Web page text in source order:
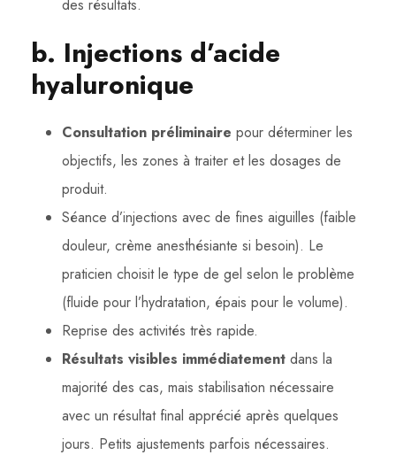
des résultats.
b. Injections d’acide
hyaluronique
Consultation préliminaire pour déterminer les
objectifs, les zones à traiter et les dosages de
produit.
Séance d’injections avec de fines aiguilles (faible
douleur, crème anesthésiante si besoin). Le
praticien choisit le type de gel selon le problème
(fluide pour l’hydratation, épais pour le volume).
Reprise des activités très rapide.
Résultats visibles immédiatement dans la
majorité des cas, mais stabilisation nécessaire
avec un résultat final apprécié après quelques
jours. Petits ajustements parfois nécessaires.